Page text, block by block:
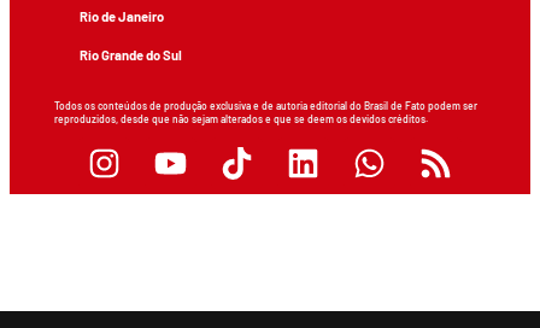
Rio de Janeiro
Rio Grande do Sul
Todos os conteúdos de produção exclusiva e de autoria editorial do Brasil de Fato podem ser
reproduzidos, desde que não sejam alterados e que se deem os devidos créditos.